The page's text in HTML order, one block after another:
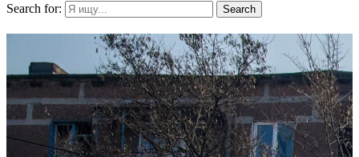
Search for: Search